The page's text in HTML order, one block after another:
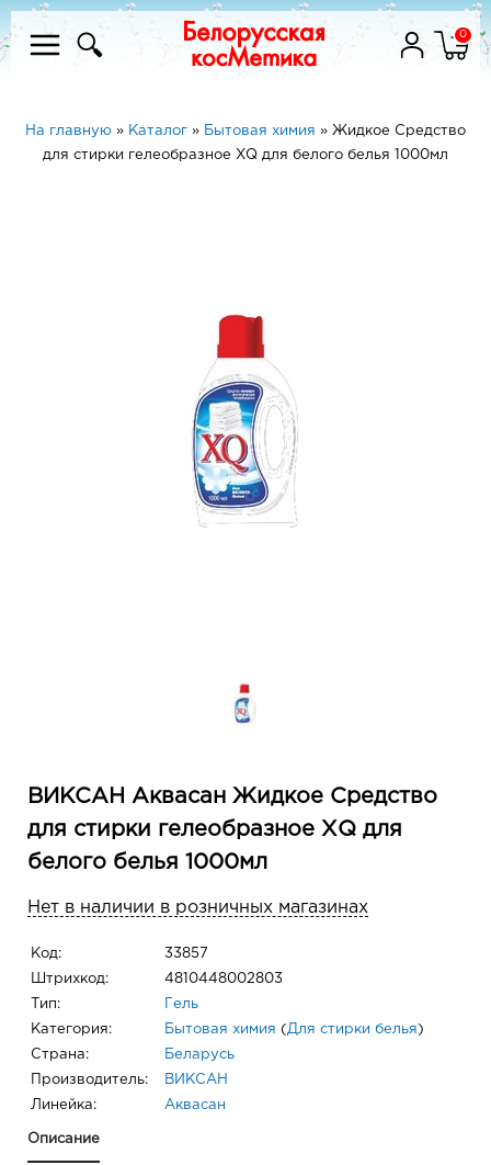
0
На главную » Каталог » Бытовая химия » Жидкое Средство
для стирки гелеобразное ХQ для белого белья 1000мл
ВИКСАН Аквасан Жидкое Средство
для стирки гелеобразное ХQ для
белого белья 1000мл
Нет в наличии в розничных магазинах
Код: 33857
Штрихкод: 4810448002803
Тип: Гель
Категория: Бытовая химия ( Для стирки белья )
Страна: Беларусь
Производитель: ВИКСАН
Линейка: Аквасан
Описание